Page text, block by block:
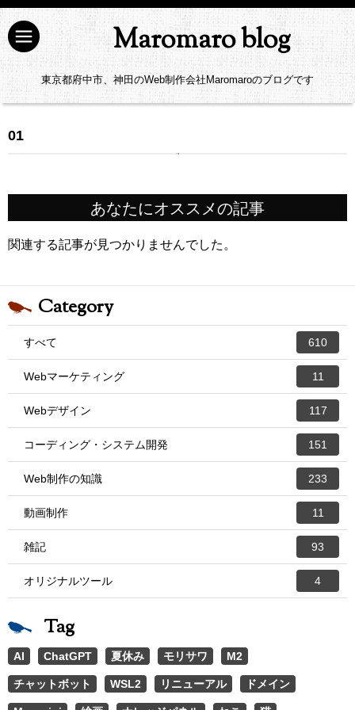
Maromaro blog
東京都府中市、神田のWeb制作会社Maromaroのブログです
01
あなたにオススメの記事
関連する記事が見つかりませんでした。
Category
すべて 610
Webマーケティング 11
Webデザイン 117
コーディング・システム開発 151
Web制作の知識 233
動画制作 11
雑記 93
オリジナルツール 4
Tag
AI ChatGPT 夏休み モリサワ M2
チャットボット WSL2 リニューアル ドメイン